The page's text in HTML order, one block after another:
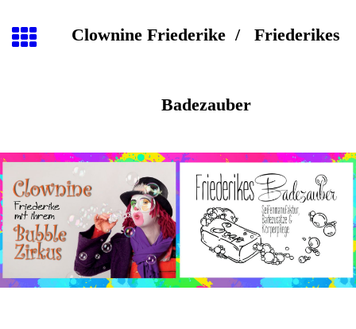
Clownine Friederike / Friederikes
Badezauber